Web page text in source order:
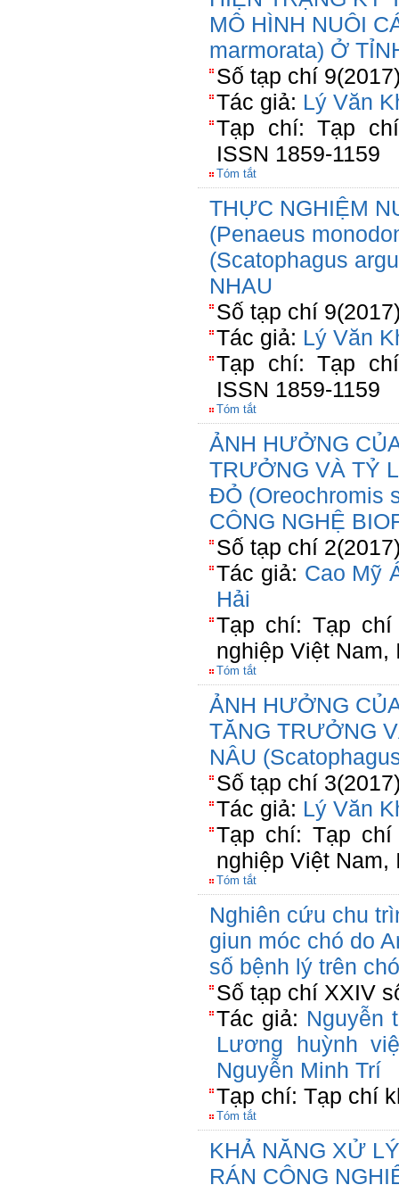
MÔ HÌNH NUÔI
marmorata) Ở
Số tạp chí
Tác giả: Lý Văn
Tạp chí: Tạp
ISSN 1859-1159
Tóm tắt
THỰC NGHIỆM
(Penaeus
(Scatophagus
NHAU
Số tạp chí
Tác giả: Lý Văn
Tạp chí: Tạp
ISSN 1859-1159
Tóm tắt
ẢNH HƯỞNG
TRƯỞNG VÀ TỶ
ĐỎ (Oreochromis
CÔNG NGHỆ
Số tạp chí
Tác giả: Cao Mỹ
Hải
Tạp chí: Tạp chí
nghiệp Việt Nam,
Tóm tắt
ẢNH HƯỞNG
TĂNG TRƯỞNG
NÂU
Số tạp chí
Tác giả: Lý Văn
Tạp chí: Tạp chí
nghiệp Việt Nam,
Tóm tắt
Nghiên cứu chu
giun móc chó do
số bệnh lý trên
Số tạp chí XXIV
Tác giả: Nguyễn
Lương huỳnh
Nguyễn Minh Trí
Tạp chí: Tạp chí
Tóm tắt
KHẢ NĂNG XỬ
RÁN CÔNG